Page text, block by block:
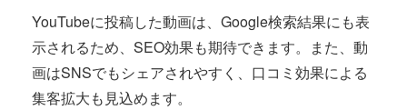
YouTubeに投稿した動画は、Google検索結果にも表
示されるため、SEO効果も期待できます。また、動
画はSNSでもシェアされやすく、口コミ効果による
集客拡大も見込めます。